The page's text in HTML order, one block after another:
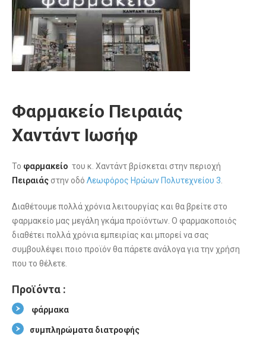
Φαρμακείο Πειραιάς
Χαντάντ Ιωσήφ
Το φαρμακείο του κ. Χαντάντ βρίσκεται στην περιοχή
Πειραιάς στην οδό Λεωφόρος Ηρώων Πολυτεχνείου 3.
Διαθέτουμε πολλά χρόνια λειτουργίας και θα βρείτε στο
φαρμακείο μας μεγάλη γκάμα προϊόντων. Ο φαρμακοποιός
διαθέτει πολλά χρόνια εμπειρίας και μπορεί να σας
συμβουλέψει ποιο προϊόν θα πάρετε ανάλογα για την χρήση
που το θέλετε.
Προϊόντα :
φάρμακα
συμπληρώματα διατροφής